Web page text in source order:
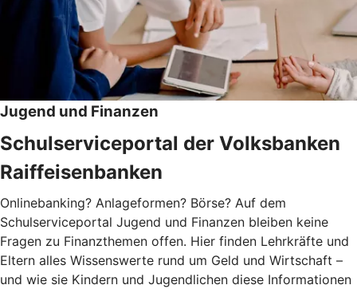
Jugend und Finanzen
Schulserviceportal der Volksbanken
Raiffeisenbanken
Onlinebanking? Anlageformen? Börse? Auf dem
Schulserviceportal Jugend und Finanzen bleiben keine
Fragen zu Finanzthemen offen. Hier finden Lehrkräfte und
Eltern alles Wissenswerte rund um Geld und Wirtschaft –
und wie sie Kindern und Jugendlichen diese Informationen